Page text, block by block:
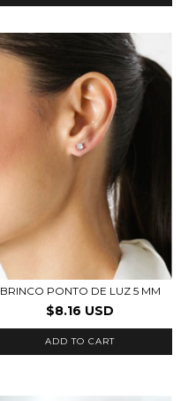
BRINCO PONTO DE LUZ 5 MM
$8.16 USD
ADD TO CART